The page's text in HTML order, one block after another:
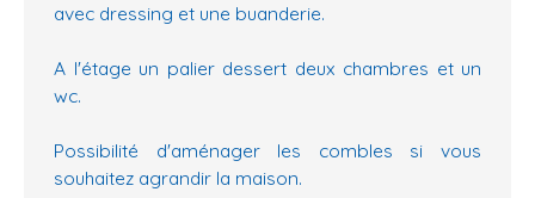
avec dressing et une buanderie.
A l'étage un palier dessert deux chambres et un
wc.
Possibilité d'aménager les combles si vous
souhaitez agrandir la maison.